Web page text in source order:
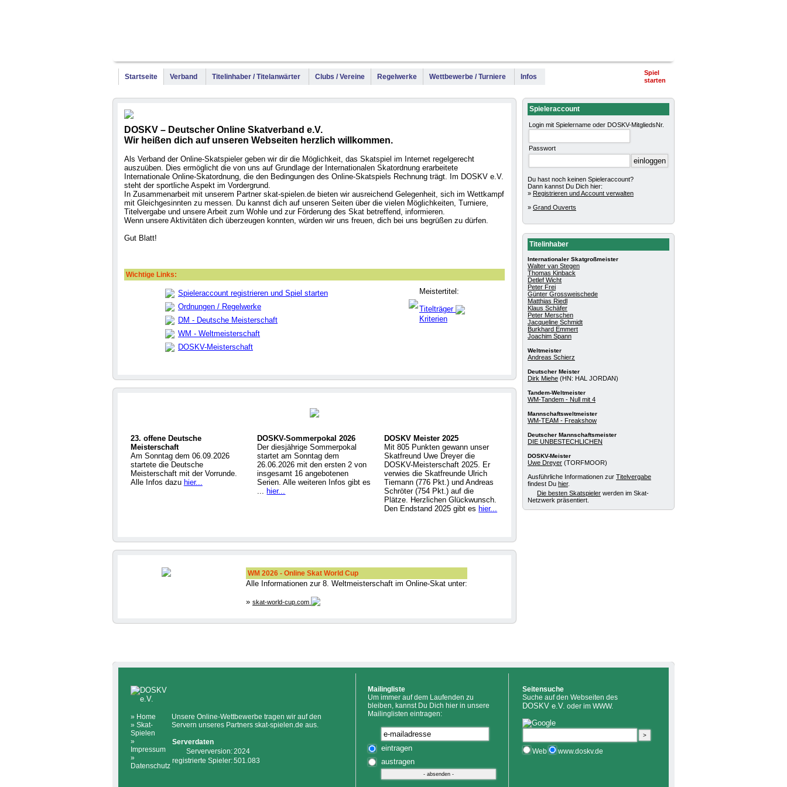
Startseite Verband Titelinhaber / Titelanwärter Clubs / Vereine Regelwerke Wettbewerbe / Turniere Infos
Spiel
starten
DOSKV – Deutscher Online Skatverband e.V.
Wir heißen dich auf unseren Webseiten herzlich willkommen.
Als Verband der Online-Skatspieler geben wir dir die Möglichkeit, das Skatspiel im Internet regelgerecht
auszuüben. Dies ermöglicht die von uns auf Grundlage der Internationalen Skatordnung erarbeitete
Internationale Online-Skatordnung, die den Bedingungen des Online-Skatspiels Rechnung trägt. Im DOSKV e.V.
steht der sportliche Aspekt im Vordergrund.
In Zusammenarbeit mit unserem Partner skat-spielen.de bieten wir ausreichend Gelegenheit, sich im Wettkampf
mit Gleichgesinnten zu messen. Du kannst dich auf unseren Seiten über die vielen Möglichkeiten, Turniere,
Titelvergabe und unsere Arbeit zum Wohle und zur Förderung des Skat betreffend, informieren.
Wenn unsere Aktivitäten dich überzeugen konnten, würden wir uns freuen, dich bei uns begrüßen zu dürfen.
Gut Blatt!
Wichtige Links:
Spieleraccount registrieren und Spiel starten
Ordnungen / Regelwerke
DM - Deutsche Meisterschaft
WM - Weltmeisterschaft
DOSKV-Meisterschaft
Meistertitel:
Titelträger
Kriterien
23. offene Deutsche
Meisterschaft
Am Sonntag dem 06.09.2026
startete die Deutsche
Meisterschaft mit der Vorrunde.
Alle Infos dazu hier...
DOSKV-Sommerpokal 2026
Der diesjährige Sommerpokal
startet am Sonntag dem
26.06.2026 mit den ersten 2 von
insgesamt 16 angebotenen
Serien. Alle weiteren Infos gibt es
... hier...
DOSKV Meister 2025
Mit 805 Punkten gewann unser
Skatfreund Uwe Dreyer die
DOSKV-Meisterschaft 2025. Er
verwies die Skatfreunde Ulrich
Tiemann (776 Pkt.) und Andreas
Schröter (754 Pkt.) auf die
Plätze. Herzlichen Glückwunsch.
Den Endstand 2025 gibt es hier...
WM 2026 - Online Skat World Cup
Alle Informationen zur 8. Weltmeisterschaft im Online-Skat unter:
» skat-world-cup.com
Spieleraccount
Login mit Spielername oder DOSKV-MitgliedsNr.
Passwort
Du hast noch keinen Spieleraccount?
Dann kannst Du Dich hier:
» Registrieren und Account verwalten
» Grand Ouverts
Titelinhaber
Internationaler Skatgroßmeister
Walter van Stegen
Thomas Kinback
Detlef Wicht
Peter Frei
Günter Grossweischede
Matthias Riedl
Klaus Schäfer
Peter Merschen
Jacqueline Schmidt
Burkhard Emmert
Joachim Spann
Weltmeister
Andreas Schierz
Deutscher Meister
Dirk Miehe (HN: HAL JORDAN)
Tandem-Weltmeister
WM-Tandem - Null mit 4
Mannschaftsweltmeister
WM-TEAM - Freakshow
Deutscher Mannschaftsmeister
DIE UNBESTECHLICHEN
DOSKV-Meister
Uwe Dreyer (TORFMOOR)
Ausführliche Informationen zur Titelvergabe
findest Du hier.
Die besten Skatspieler werden im Skat-
Netzwerk präsentiert.
» Home
» Skat-
Spielen
»
Impressum
»
Datenschutz
Unsere Online-Wettbewerbe tragen wir auf den
Servern unseres Partners skat-spielen.de aus.
Serverdaten
Serverversion:2024
registrierte Spieler:501.083
Mailingliste
Um immer auf dem Laufenden zu
bleiben, kannst Du Dich hier in unsere
Mailinglisten eintragen:
eintragen
austragen
Seitensuche
Suche auf den Webseiten des
DOSKV e.V. oder im WWW.
Web www.doskv.de